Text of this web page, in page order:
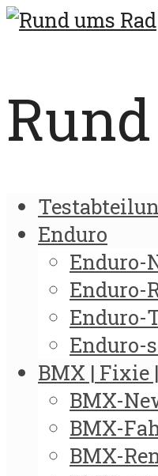
Enduro
Enduro-
Enduro-
Enduro-
Enduro-
BMX | Fixie
BMX-
BMX-
BMX-